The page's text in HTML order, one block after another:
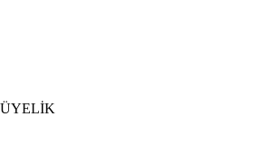
ÜYELİK